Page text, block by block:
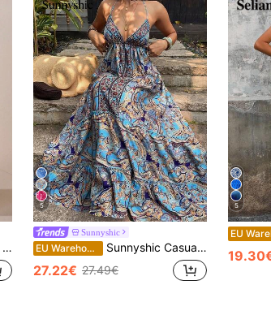
5
Sunnyshic
EU Warehouse Sunnyshic Casual vakantiejurk voor dames, veelzijdig, bohemian met paisleyprint, open rug, haltertop en strik, lange jurk, lente/zomer
27.22€ 27.49€
5